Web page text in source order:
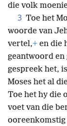
die volk
3 Toe het
woorde van
vertel,+ en die
geantwoord en
gespreek het,
Moses het al
Toe het hy die
voet van die
ooreenkomstig